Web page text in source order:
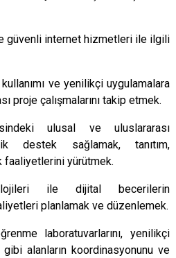
güvenli internet hizmetleri ile ilgili
ve yenilikçi uygulamalara
proje çalışmalarını takip etmek.
ulusal ve uluslararası
destek sağlamak, tanıtım,
faaliyetlerini yürütmek.
ile dijital becerilerin
planlamak ve düzenlemek.
laboratuvarlarını, yenilikçi
alanların koordinasyonunu ve